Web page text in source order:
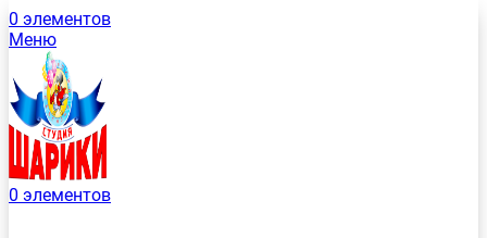
0 элементов
Меню
0 элементов